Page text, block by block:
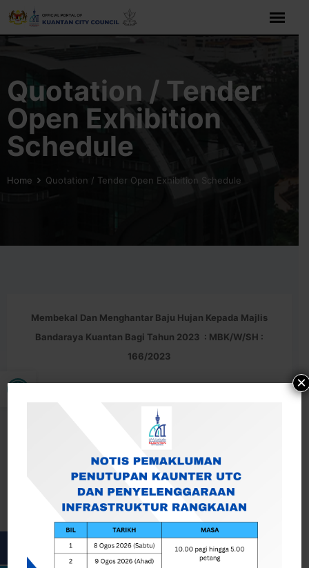
Open toolbar
Skip
content
Quotation / Tender
Open Exhibition
Schedule
Home Quotation / Tender Open Exhibition Schedule
Membekal Dan Menghantar Baju Hujan Kepada Majlis
Bandaraya Kuantan Bagi Tahun 2023 : MBK/W/SH :
166/2023
×